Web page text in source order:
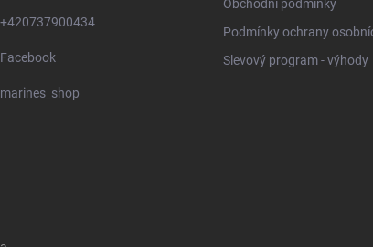
+420737900434
Facebook
marines_shop
Obchodní podmínky
Podmínky ochrany
Slevový program - výhody